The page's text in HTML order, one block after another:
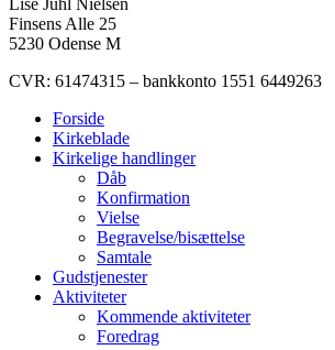
Lise Juhl Nielsen
Finsens Alle 25
5230 Odense M
CVR: 61474315 – bankkonto 1551 6449263
Forside
Kirkeblade
Kirkelige handlinger
Dåb
Konfirmation
Vielse
Begravelse/bisættelse
Samtale
Gudstjenester
Aktiviteter
Kommende aktiviteter
Foredrag